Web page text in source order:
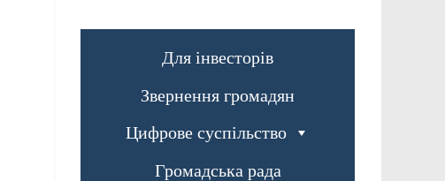
Для інвесторів
Звернення громадян
Цифрове суспільство
Громадська рада